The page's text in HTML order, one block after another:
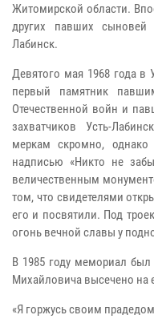
Житомирской области.
других павших
Лабинск.
Девятого мая 1968 года в
первый памятник
Отечественной войн и
захватчиков Усть-
меркам скромно,
надписью «Никто не
величественным
том, что свидетелями
его и посвятили. Под
огонь вечной славы у
В 1985 году мемориал
Михайловича высечено на
«Я горжусь своим